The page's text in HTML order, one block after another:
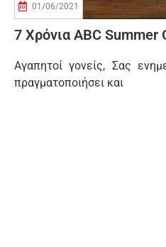
01/06/2021
7 Χρόνια ABC Summer
Αγαπητοί γονείς, Σας
πραγματοποιήσει και